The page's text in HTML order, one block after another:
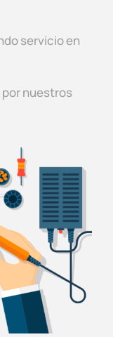
servicio en
nuestros